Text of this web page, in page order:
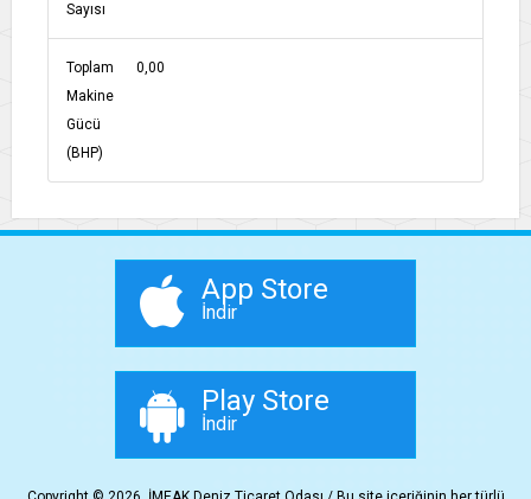
Sayısı
Toplam
Makine
Gücü
(BHP)
0,00
App Store
İndir
Play Store
İndir